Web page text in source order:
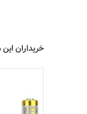
خریداران